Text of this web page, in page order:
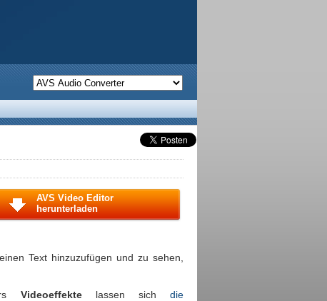
AVS Video Editor
herunterladen
Text hinzuzufügen und zu sehen,
Videoeffektelassen sichdie